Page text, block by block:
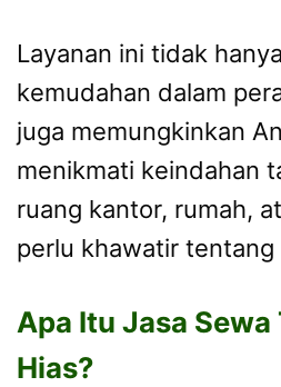
Layanan ini tidak
kemudahan dalam
juga memungkinkan
menikmati keindahan
ruang kantor, rumah,
perlu khawatir
Apa Itu Jasa Sewa
Hias?